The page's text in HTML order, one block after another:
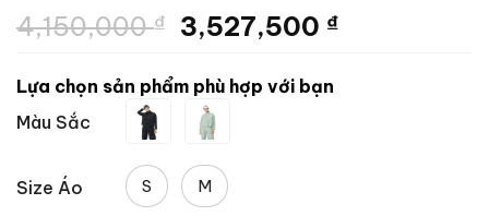
4,150,000₫
Giá
là:
4,150,000 ₫.
3,527,500 ₫Giá
Lựa chọn sản phẩm phù hợp với bạn
Màu Sắc
Size Áo S M